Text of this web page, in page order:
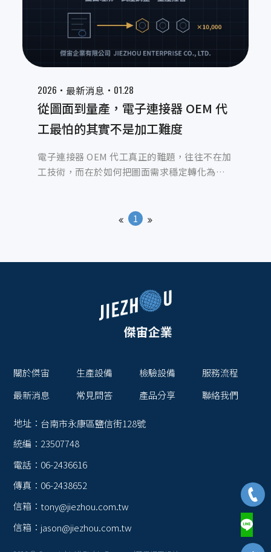
2026‧ 最新消息 ‧01.28
從圖面到量產，電子連接器 OEM 代
工最怕的其實不是加工難度
電子連接器 OEM 代工真正的難題，往往不在加
工技術，而在於如何把圖面需求穩定轉化為可
明為什麼能否順利量產，才是電子連接器 OEM
1
關於傑宙 生產設備 檢驗設備
服務流程
最新消息
常見問答 產品分享 聯絡我們
地址： 台南市永康區鹽信街128號
統編： 23507748
電話： 06-2436616
傳真： 06-2438652
信箱：tony@jiezhou.com.tw
信箱： jason@jiezhou.com.tw